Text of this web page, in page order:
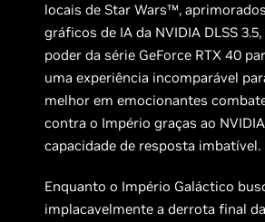
locais de Star Wars™,
gráficos de IA da NVIDIA DLSS
poder da série GeForce RTX 40
uma experiência incomparável
melhor em emocionantes
contra o Império graças ao
capacidade de resposta imbatível.
Enquanto o Império Galáctico
implacavelmente a derrota final